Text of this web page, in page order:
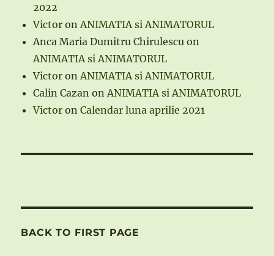
2022
Victor on ANIMATIA si ANIMATORUL
Anca Maria Dumitru Chirulescu on
ANIMATIA si ANIMATORUL
Victor on ANIMATIA si ANIMATORUL
Calin Cazan on ANIMATIA si ANIMATORUL
Victor onCalendar luna aprilie 2021
BACK TO FIRST PAGE